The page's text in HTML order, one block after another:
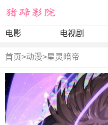
电影 电视剧
首页>动漫>星灵暗帝